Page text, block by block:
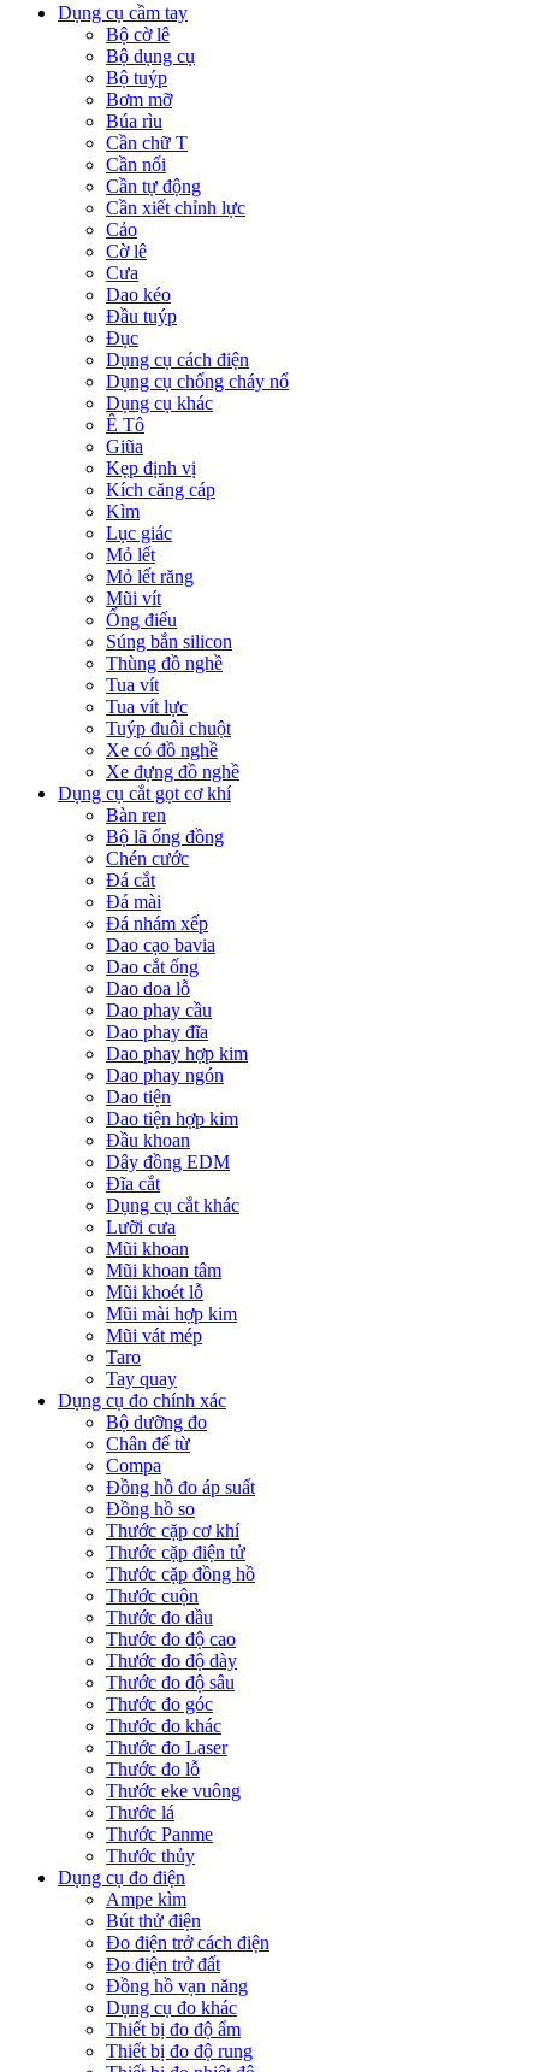
Dụng cụ cầm tay
Bộ cờ lê
Bộ dụng cụ
Bộ tuýp
Bơm mỡ
Búa rìu
Cần chữ T
Cần nối
Cần tự động
Cần xiết chỉnh lực
Cảo
Cờ lê
Cưa
Dao kéo
Đầu tuýp
Đục
Dụng cụ cách điện
Dụng cụ chống cháy nổ
Dụng cụ khác
Ê Tô
Giũa
Kẹp định vị
Kích căng cáp
Kìm
Lục giác
Mỏ lết
Mỏ lết răng
Mũi vít
Ống điếu
Súng bắn silicon
Thùng đồ nghề
Tua vít
Tua vít lực
Tuýp đuôi chuột
Xe có đồ nghề
Xe đựng đồ nghề
Dụng cụ cắt gọt cơ khí
Bàn ren
Bộ lã ống đồng
Chén cước
Đá cắt
Đá mài
Đá nhám xếp
Dao cạo bavia
Dao cắt ống
Dao doa lỗ
Dao phay cầu
Dao phay đĩa
Dao phay hợp kim
Dao phay ngón
Dao tiện
Dao tiện hợp kim
Đầu khoan
Dây đồng EDM
Đĩa cắt
Dụng cụ cắt khác
Lưỡi cưa
Mũi khoan
Mũi khoan tâm
Mũi khoét lỗ
Mũi mài hợp kim
Mũi vát mép
Taro
Tay quay
Dụng cụ đo chính xác
Bộ dưỡng đo
Chân đế từ
Compa
Đồng hồ đo áp suất
Đồng hồ so
Thước cặp cơ khí
Thước cặp điện tử
Thước cặp đồng hồ
Thước cuộn
Thước đo dầu
Thước đo độ cao
Thước đo độ dày
Thước đo độ sâu
Thước đo góc
Thước đo khác
Thước đo Laser
Thước đo lỗ
Thước eke vuông
Thước lá
Thước Panme
Thước thủy
Dụng cụ đo điện
Ampe kìm
Bút thử điện
Đo điện trở cách điện
Đo điện trở đất
Đồng hồ vạn năng
Dụng cụ đo khác
Thiết bị đo độ ẩm
Thiết bị đo độ rung